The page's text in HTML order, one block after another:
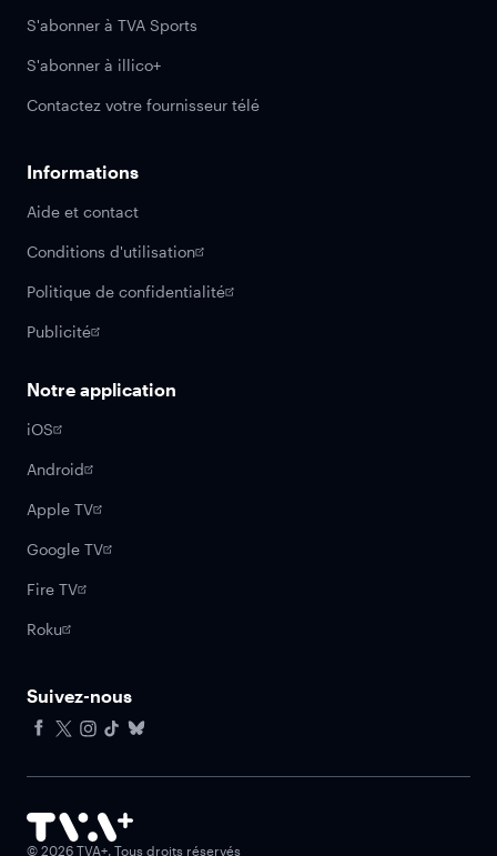
S'abonner à TVA Sports
S'abonner à illico+
Contactez votre fournisseur télé
Informations
Aide et contact
Conditions d'utilisation
Politique de confidentialité
Publicité
Notre application
iOS
Android
Apple TV
Google TV
Fire TV
Roku
Suivez-nous
© 2026 TVA+. Tous droits réservés